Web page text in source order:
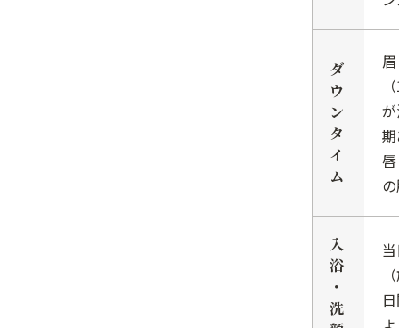
ダ
ウ
ン
タ
イ
ム
入
浴
・
洗